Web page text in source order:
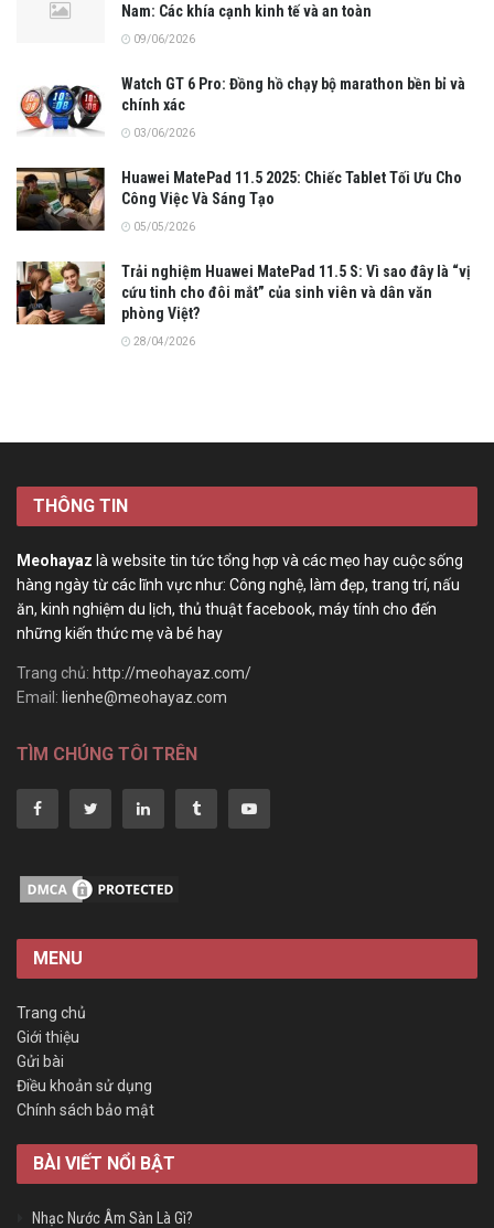
Nam: Các khía cạnh kinh tế và an toàn
09/06/2026
Watch GT 6 Pro: Đồng hồ chạy bộ marathon bền bỉ và
chính xác
03/06/2026
Huawei MatePad 11.5 2025: Chiếc Tablet Tối Ưu Cho
Công Việc Và Sáng Tạo
05/05/2026
Trải nghiệm Huawei MatePad 11.5 S: Vì sao đây là “vị
cứu tinh cho đôi mắt” của sinh viên và dân văn
phòng Việt?
28/04/2026
THÔNG TIN
Meohayaz là website tin tức tổng hợp và các mẹo hay cuộc sống
hàng ngày từ các lĩnh vực như: Công nghệ, làm đẹp, trang trí, nấu
ăn, kinh nghiệm du lịch, thủ thuật facebook, máy tính cho đến
những kiến thức mẹ và bé hay
Trang chủ: http://meohayaz.com/
Email: lienhe@meohayaz.com
TÌM CHÚNG TÔI TRÊN
MENU
Trang chủ
Giới thiệu
Gửi bài
Điều khoản sử dụng
Chính sách bảo mật
BÀI VIẾT NỔI BẬT
Nhạc Nước Âm Sàn Là Gì?